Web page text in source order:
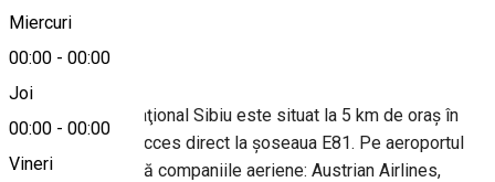
Miercuri
00:00 - 00:00
Joi
00:00 - 00:00
Vineri
Despre
CU AVIONUL:
Aeroportul Internaţional Sibiu este situat la 5 km de oraş în
direcţia vest, cu acces direct la şoseaua E81. Pe aeroportul
din Sibiu operează companiile aeriene: Austrian Airlines,